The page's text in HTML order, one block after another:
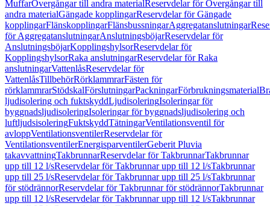
MuffarÖvergångar till andra materialReservdelar för Övergångar till
andra materialGängade kopplingarReservdelar för Gängade
kopplingarFlänskopplingarFlänsbussningarAggregatanslutningar
för AggregatanslutningarAnslutningsböjarReservdelar för
AnslutningsböjarKopplingshylsorReservdelar för
KopplingshylsorRaka anslutningarReservdelar för Raka
anslutningarVattenlåsReservdelar för
VattenlåsTillbehörRörklammrarFästen för
rörklammrarStödskalFörslutningarPackningarFörbrukningsmaterial
ljudisolering och fuktskyddLjudisoleringIsoleringar för
byggnadsljudisoleringIsoleringar för byggnadsljudisolering och
luftljudsisoleringFuktskyddTätningarVentilationsventil för
avloppVentilationsventilerReservdelar för
VentilationsventilerEnergisparventilerGeberit Pluvia
takavvattningTakbrunnarReservdelar för TakbrunnarTakbrunnar
upp till 12 l/sReservdelar för Takbrunnar upp till 12 l/sTakbrunnar
upp till 25 l/sReservdelar för Takbrunnar upp till 25 l/sTakbrunnar
för stödrännorReservdelar för Takbrunnar för stödrännorTakbrunnar
upp till 12 l/sReservdelar för Takbrunnar upp till 12 l/sTakbrunnar